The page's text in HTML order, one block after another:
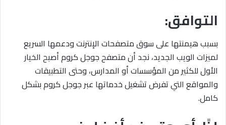
التوافق:
بسبب هيمنتها على سوق متصفحات الإنترنت ودعمها السريع
لميزات الويب الجديد، نجد أن متصفح جوجل كروم أصبح الخيار
الأول للكثير من المؤسسات أو المدارس، وحتى التطبيقات
والمواقع التي تفرض تشغيل خدماتها عبر جوجل كروم بشكل
كامل.